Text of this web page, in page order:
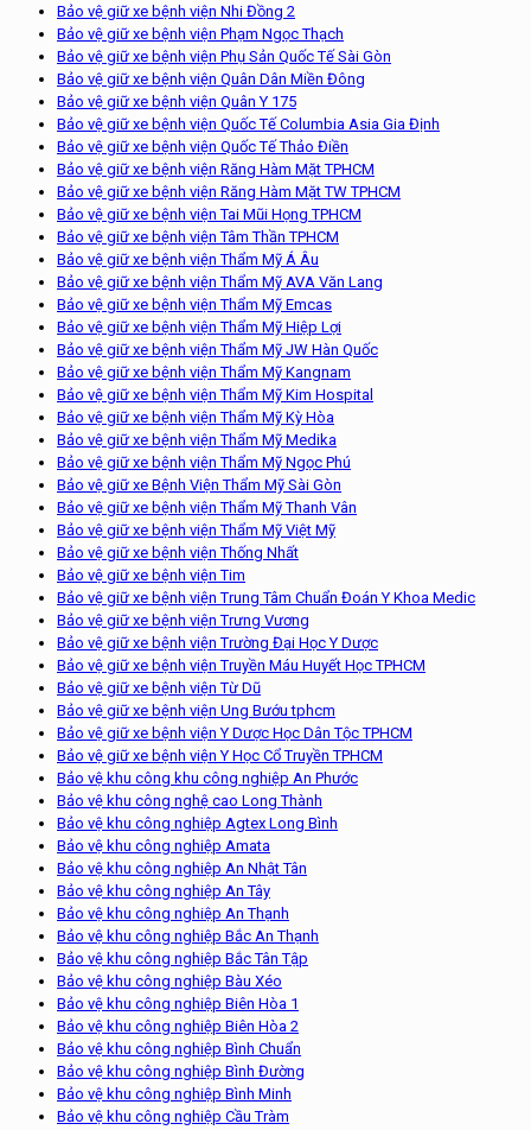
Bảo vệ giữ xe bệnh viện Nhi Đồng 2
Bảo vệ giữ xe bệnh viện Phạm Ngọc Thạch
Bảo vệ giữ xe bệnh viện Phụ Sản Quốc Tế Sài Gòn
Bảo vệ giữ xe bệnh viện Quân Dân Miền Đông
Bảo vệ giữ xe bệnh viện Quân Y 175
Bảo vệ giữ xe bệnh viện Quốc Tế Columbia Asia Gia Định
Bảo vệ giữ xe bệnh viện Quốc Tế Thảo Điền
Bảo vệ giữ xe bệnh viện Răng Hàm Mặt TPHCM
Bảo vệ giữ xe bệnh viện Răng Hàm Mặt TW TPHCM
Bảo vệ giữ xe bệnh viện Tai Mũi Họng TPHCM
Bảo vệ giữ xe bệnh viện Tâm Thần TPHCM
Bảo vệ giữ xe bệnh viện Thẩm Mỹ Á Âu
Bảo vệ giữ xe bệnh viện Thẩm Mỹ AVA Văn Lang
Bảo vệ giữ xe bệnh viện Thẩm Mỹ Emcas
Bảo vệ giữ xe bệnh viện Thẩm Mỹ Hiệp Lợi
Bảo vệ giữ xe bệnh viện Thẩm Mỹ JW Hàn Quốc
Bảo vệ giữ xe bệnh viện Thẩm Mỹ Kangnam
Bảo vệ giữ xe bệnh viện Thẩm Mỹ Kim Hospital
Bảo vệ giữ xe bệnh viện Thẩm Mỹ Kỳ Hòa
Bảo vệ giữ xe bệnh viện Thẩm Mỹ Medika
Bảo vệ giữ xe bệnh viện Thẩm Mỹ Ngọc Phú
Bảo vệ giữ xe Bệnh Viện Thẩm Mỹ Sài Gòn
Bảo vệ giữ xe bệnh viện Thẩm Mỹ Thanh Vân
Bảo vệ giữ xe bệnh viện Thẩm Mỹ Việt Mỹ
Bảo vệ giữ xe bệnh viện Thống Nhất
Bảo vệ giữ xe bệnh viện Tim
Bảo vệ giữ xe bệnh viện Trung Tâm Chuẩn Đoán Y Khoa Medic
Bảo vệ giữ xe bệnh viện Trưng Vương
Bảo vệ giữ xe bệnh viện Trường Đại Học Y Dược
Bảo vệ giữ xe bệnh viện Truyền Máu Huyết Học TPHCM
Bảo vệ giữ xe bệnh viện Từ Dũ
Bảo vệ giữ xe bệnh viện Ung Bướu tphcm
Bảo vệ giữ xe bệnh viện Y Dược Học Dân Tộc TPHCM
Bảo vệ giữ xe bệnh viện Y Học Cổ Truyền TPHCM
Bảo vệ khu công khu công nghiệp An Phước
Bảo vệ khu công nghệ cao Long Thành
Bảo vệ khu công nghiệp Agtex Long Bình
Bảo vệ khu công nghiệp Amata
Bảo vệ khu công nghiệp An Nhật Tân
Bảo vệ khu công nghiệp An Tây
Bảo vệ khu công nghiệp An Thạnh
Bảo vệ khu công nghiệp Bắc An Thạnh
Bảo vệ khu công nghiệp Bắc Tân Tập
Bảo vệ khu công nghiệp Bàu Xéo
Bảo vệ khu công nghiệp Biên Hòa 1
Bảo vệ khu công nghiệp Biên Hòa 2
Bảo vệ khu công nghiệp Bình Chuẩn
Bảo vệ khu công nghiệp Bình Đường
Bảo vệ khu công nghiệp Bình Minh
Bảo vệ khu công nghiệp Cầu Tràm